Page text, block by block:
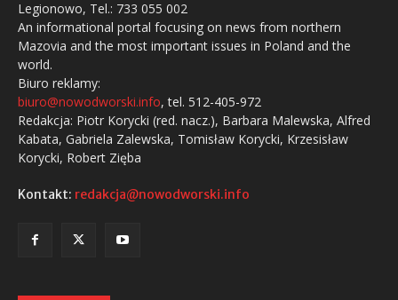
Legionowo, Tel.: 733 055 002
An informational portal focusing on news from northern
Mazovia and the most important issues in Poland and the
world.
Biuro reklamy:
biuro@nowodworski.info, tel. 512-405-972
Redakcja: Piotr Korycki (red. nacz.), Barbara Malewska, Alfred
Kabata, Gabriela Zalewska, Tomisław Korycki, Krzesisław
Korycki, Robert Zięba
Kontakt: redakcja@nowodworski.info